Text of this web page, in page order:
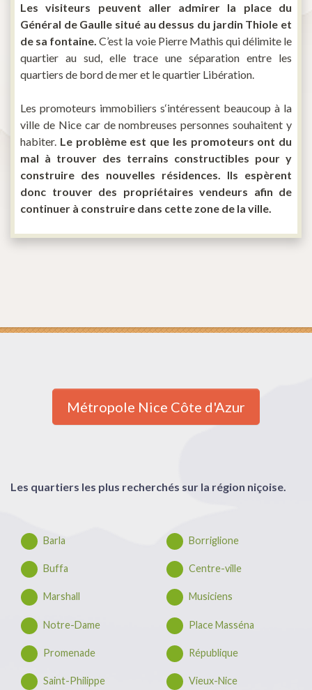
Les visiteurs peuvent aller admirer la place du
Général de Gaulle situé au dessus du jardin Thiole et
de sa fontaine. C’est la voie Pierre Mathis qui délimite le
quartier au sud, elle trace une séparation entre les
quartiers de bord de mer et le quartier Libération.
Les promoteurs immobiliers s‘intéressent beaucoup à la
ville de Nice car de nombreuses personnes souhaitent y
habiter. Le problème est que les promoteurs ont du
mal à trouver des terrains constructibles pour y
construire des nouvelles résidences. Ils espèrent
donc trouver des propriétaires vendeurs afin de
continuer à construire dans cette zone de la ville.
Métropole Nice Côte d'Azur
Les quartiers les plus recherchés sur la région niçoise.
Barla Borriglione
Buffa Centre-ville
Marshall Musiciens
Notre-Dame Place Masséna
Promenade République
Saint-Philippe Vieux-Nice